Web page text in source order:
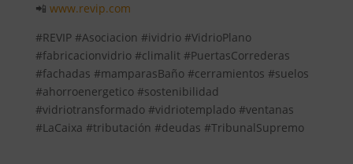
📲 www.revip.com
#REVIP #Asociacion #ividrio #VidrioPlano
#fabricacionvidrio #climalit #PuertasCorrederas
#fachadas #mamparasBaño #cerramientos #suelos
#ahorroenergetico #sostenibilidad
#vidriotransformado #vidriotemplado #ventanas
#LaCaixa #tributación #deudas #TribunalSupremo